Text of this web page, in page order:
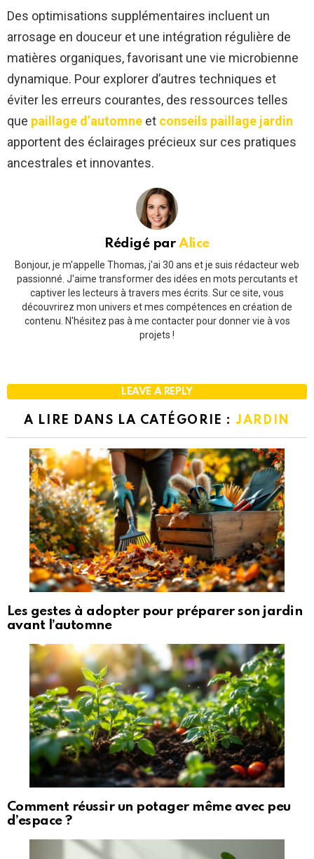
Des optimisations supplémentaires incluent un
arrosage en douceur et une intégration régulière de
matières organiques, favorisant une vie microbienne
dynamique. Pour explorer d’autres techniques et
éviter les erreurs courantes, des ressources telles
que paillage d’automne et conseils paillage jardin
apportent des éclairages précieux sur ces pratiques
ancestrales et innovantes.
Rédigé parAlice
Bonjour, je m'appelle Thomas, j'ai 30 ans et je suis rédacteur web
passionné. J'aime transformer des idées en mots percutants et
captiver les lecteurs à travers mes écrits. Sur ce site, vous
découvrirez mon univers et mes compétences en création de
contenu. N'hésitez pas à me contacter pour donner vie à vos
projets !
LEAVE A REPLY
A LIRE DANS LA CATÉGORIE :JARDIN
Les gestes à adopter pour préparer son jardin
avant l’automne
Comment réussir un potager même avec peu
d’espace ?